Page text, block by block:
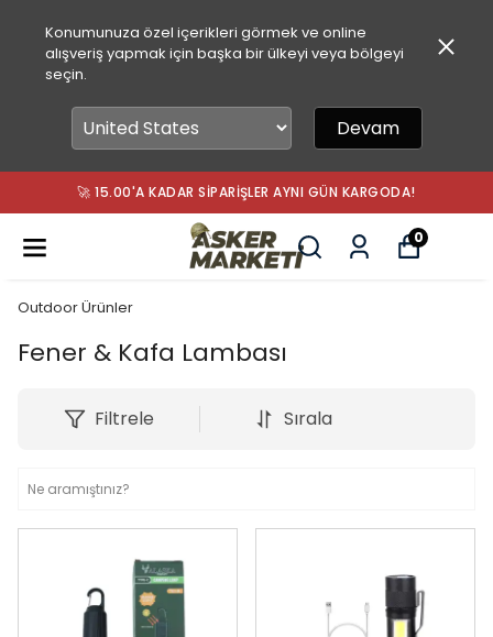
Konumunuza özel içerikleri görmek ve online
alışveriş yapmak için başka bir ülkeyi veya bölgeyi
seçin.
Devam
🚀 15.00'A KADAR SIPARIŞLER AYNI GÜN KARGODA!
0
Outdoor Ürünler
Fener & Kafa Lambası
Filtrele Sırala